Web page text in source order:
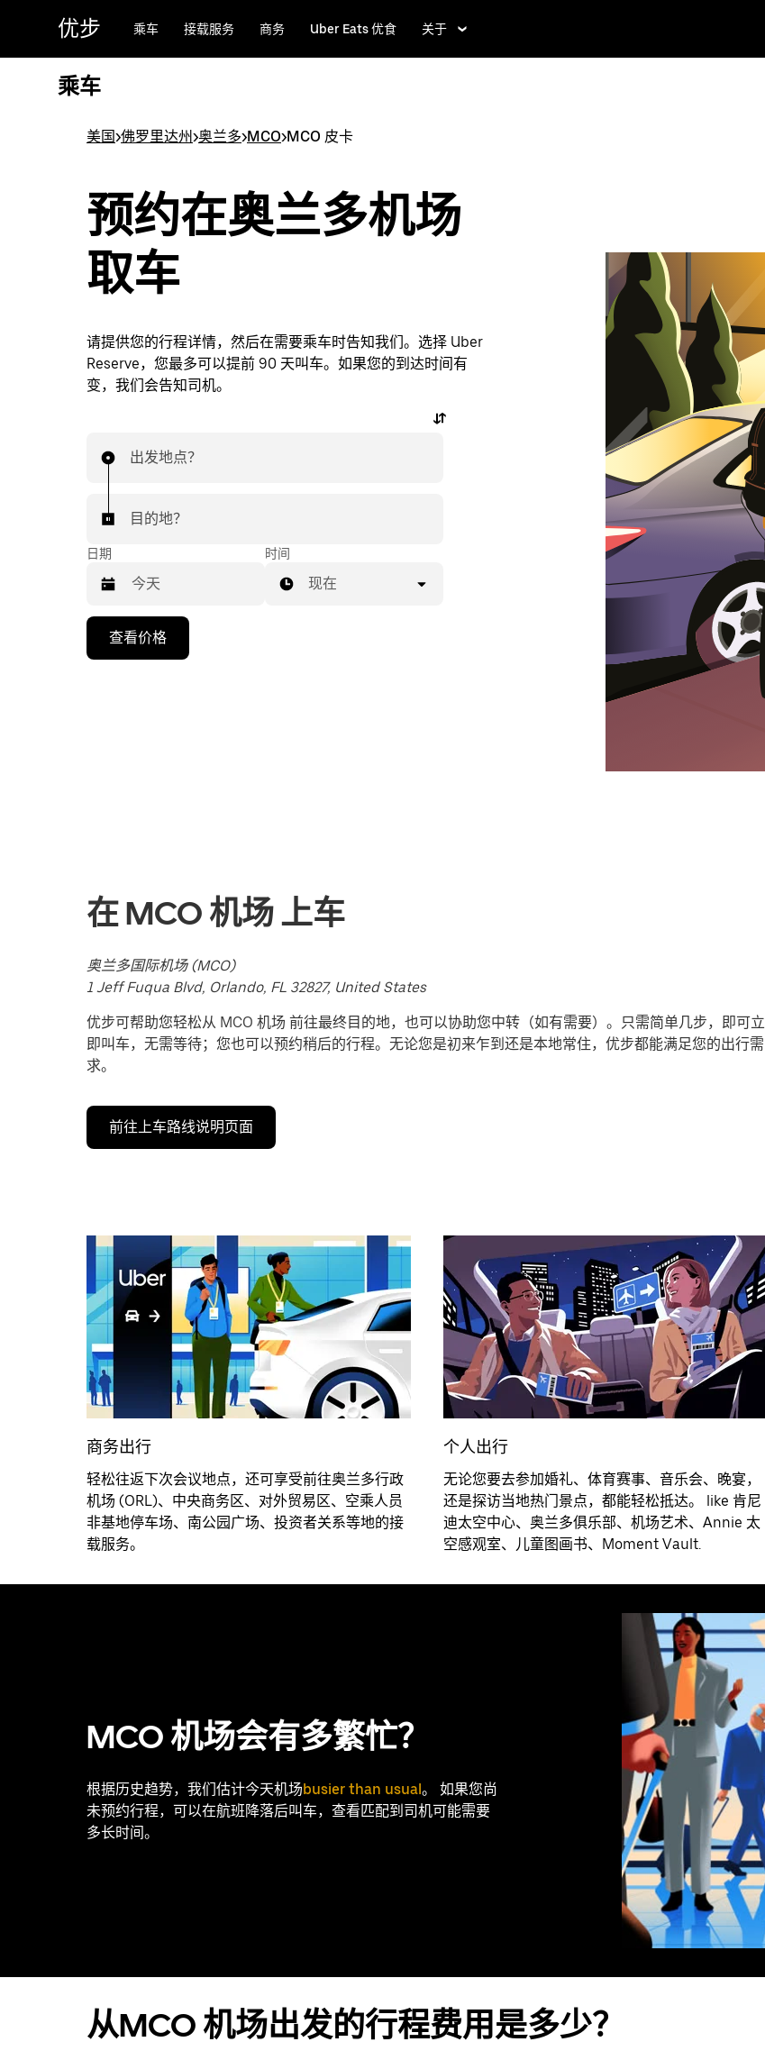
优步 乘车 接载服务 商务 Uber Eats 优食 关于
乘车
美国>佛罗里达州>奥兰多>MCO>MCO 皮卡
预约在奥兰多机场
取车
请提供您的行程详情，然后在需要乘车时告知我们。选择 Uber
Reserve，您最多可以提前 90 天叫车。如果您的到达时间有
变，我们会告知司机。
出发地点？
目的地？
日期
向
选
择
期。
按
出
键
可
闭
历。
时间
现在
查看价格
在 MCO 机场 上车
奥兰多国际机场 (MCO)
1 Jeff Fuqua Blvd, Orlando, FL 32827, United States
优步可帮助您轻松从 MCO 机场 前往最终目的地，也可以协助您中转（如有需要）。只需简单几步，即可立
即叫车，无需等待；您也可以预约稍后的行程。无论您是初来乍到还是本地常住，优步都能满足您的出行需
求。
前往上车路线说明页面
商务出行
轻松往返下次会议地点，还可享受前往奥兰多行政
机场 (ORL)、中央商务区、对外贸易区、空乘人员
非基地停车场、南公园广场、投资者关系等地的接
载服务。
个人出行
无论您要去参加婚礼、体育赛事、音乐会、晚宴，
还是探访当地热门景点，都能轻松抵达。 like 肯尼
迪太空中心、奥兰多俱乐部、机场艺术、Annie 太
空感观室、儿童图画书、Moment Vault.
MCO 机场会有多繁忙？
根据历史趋势，我们估计今天机场busier than usual。 如果您尚
未预约行程，可以在航班降落后叫车，查看匹配到司机可能需要
多长时间。
从MCO 机场出发的行程费用是多少？